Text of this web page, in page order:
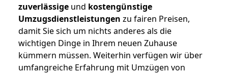
zuverlässige und kostengünstige
Umzugsdienstleistungen zu fairen Preisen,
damit Sie sich um nichts anderes als die
wichtigen Dinge in Ihrem neuen Zuhause
kümmern müssen. Weiterhin verfügen wir über
umfangreiche Erfahrung mit Umzügen von